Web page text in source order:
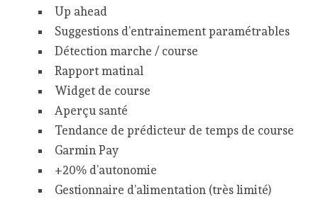
Up ahead
Suggestions d’entrainement paramétrables
Détection marche / course
Rapport matinal
Widget de course
Aperçu santé
Tendance de prédicteur de temps de course
Garmin Pay
+20% d’autonomie
Gestionnaire d’alimentation (très limité)